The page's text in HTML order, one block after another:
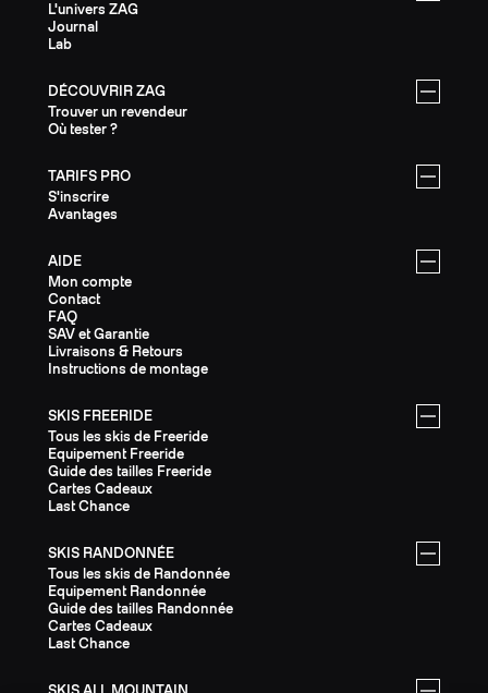
L'univers ZAG
Journal
Lab
DÉCOUVRIR ZAG
Trouver un revendeur
Où tester ?
TARIFS PRO
S'inscrire
Avantages
AIDE
Mon compte
Contact
FAQ
SAV et Garantie
Livraisons & Retours
Instructions de montage
SKIS FREERIDE
Tous les skis de Freeride
Equipement Freeride
Guide des tailles Freeride
Cartes Cadeaux
Last Chance
SKIS RANDONNÉE
Tous les skis de Randonnée
Equipement Randonnée
Guide des tailles Randonnée
Cartes Cadeaux
Last Chance